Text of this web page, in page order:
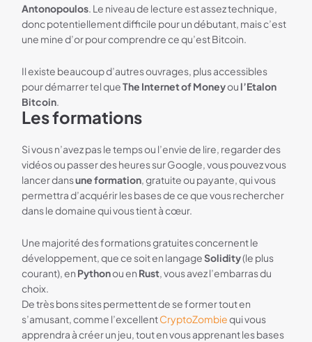
Antonopoulos. Le niveau de lecture est assez technique,
donc potentiellement difficile pour un débutant, mais c’est
une mine d’or pour comprendre ce qu’est Bitcoin.
Il existe beaucoup d’autres ouvrages, plus accessibles
pour démarrer tel queThe Internet of Moneyou l’Etalon
Bitcoin.
Les formations
Si vous n’avez pas le temps ou l’envie de lire, regarder des
vidéos ou passer des heures sur Google, vous pouvez vous
lancer dansune formation, gratuite ou payante, qui vous
permettra d’acquérir les bases de ce que vous rechercher
dans le domaine qui vous tient à cœur.
Une majorité des formations gratuites concernent le
développement, que ce soit en langageSolidity(le plus
courant), en Pythonou en Rust, vous avez l’embarras du
choix.
De très bons sites permettent de se former tout en
s’amusant, comme l’excellentCryptoZombiequi vous
apprendra à créer un jeu, tout en vous apprenant les bases